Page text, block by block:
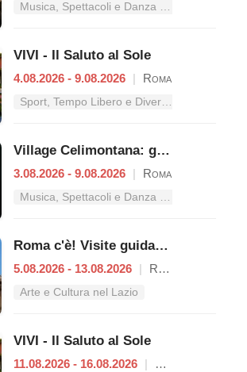
Musica, Spettacoli e Danza nel Lazio
VIVI - Il Saluto al Sole
4.08.2026 - 9.08.2026 | Roma
Sport, Tempo Libero e Divertimento nel Lazio
Village Celimontana: gli appuntamenti dal 3 al 9 agosto
3.08.2026 - 9.08.2026 | Roma
Musica, Spettacoli e Danza nel Lazio
Roma c'è! Visite guidate (anche per bambini) dal 5 al 13 agosto 2026
5.08.2026 - 13.08.2026 | Roma
Arte e Cultura nel Lazio
VIVI - Il Saluto al Sole
11.08.2026 - 16.08.2026 |